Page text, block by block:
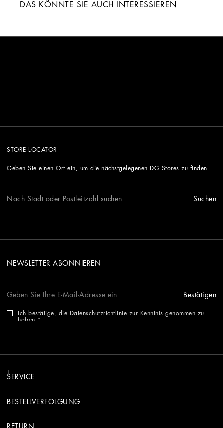
DAS KÖNNTE SIE AUCH INTERESSIEREN
STORE LOCATOR
Geben Sie einen Ort ein, um die nächstgelegenen DG Stores zu finden
Suchen
NEWSLETTER ABONNIEREN
Bestätigen
Ich bestätige, die Datenschutzrichtlinie zur Kenntnis genommen zu
haben.
SERVICE
BESTELLVERFOLGUNG
RETURN